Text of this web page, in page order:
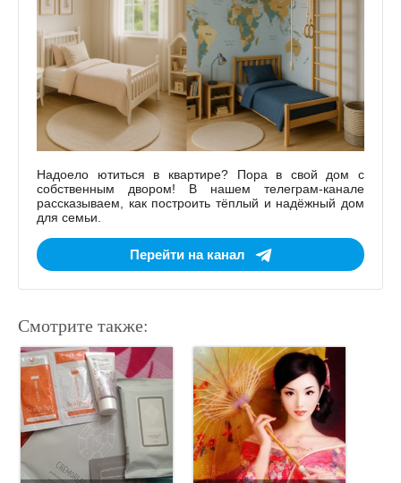
Надоело ютиться в квартире? Пора в свой дом с
собственным двором! В нашем телеграм-канале
рассказываем, как построить тёплый и надёжный дом
для семьи.
Перейти на канал
Смотрите также: